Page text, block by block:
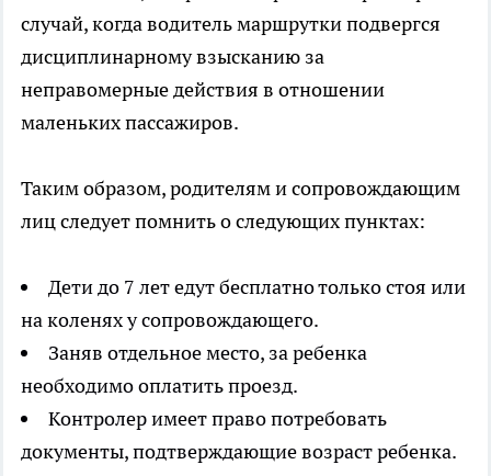
случай, когда водитель маршрутки подвергся
дисциплинарному взысканию за
неправомерные действия в отношении
маленьких пассажиров.
Таким образом, родителям и сопровождающим
лиц следует помнить о следующих пунктах:
Дети до 7 лет едут бесплатно только стоя или
на коленях у сопровождающего.
Заняв отдельное место, за ребенка
необходимо оплатить проезд.
Контролер имеет право потребовать
документы, подтверждающие возраст ребенка.